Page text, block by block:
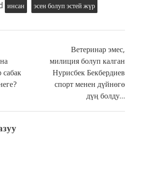
инсан эсен болуп эстей жүр
Ветеринар эмес,
милиция болуп калган
Нурисбек Бекбердиев
спорт менен дүйнөгө
дүң болду…